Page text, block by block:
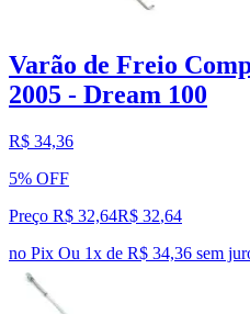
Varão de Freio
2005 - Dream 100
R$ 34,36
5% OFF
Preço R$ 32,64R$ 32,64
no Pix Ou 1x de R$ 34,36 sem